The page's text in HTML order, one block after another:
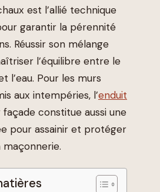
est l’allié technique
garantir la pérennité
Réussir son mélange
l’équilibre entre le
l’eau. Pour les murs
aux intempéries, l’enduit
façade constitue aussi une
pour assainir et protéger